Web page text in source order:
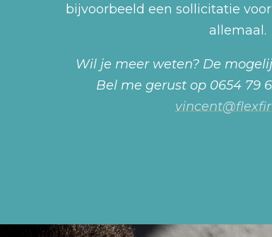
bijvoorbeeld een sollicitatie
allemaal.
Wil je meer weten? De
Bel me gerust op 0654 79